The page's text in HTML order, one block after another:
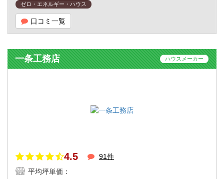
ゼロ・エネルギー・ハウス
口コミ一覧
一条工務店 ハウスメーカー
4.5
91件
平均坪単価：